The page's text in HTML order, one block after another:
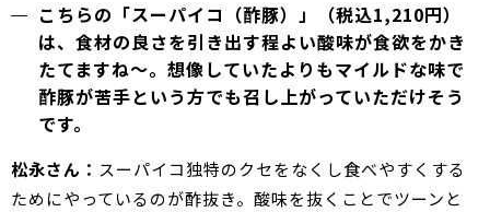
こちらの「スーパイコ（酢豚）」（税込1,210円）
は、食材の良さを引き出す程よい酸味が食欲をかき
たてますね～。想像していたよりもマイルドな味で
酢豚が苦手という方でも召し上がっていただけそう
です。
松永さん： スーパイコ独特のクセをなくし食べやすくする
ためにやっているのが酢抜き。酸味を抜くことでツーンと